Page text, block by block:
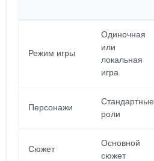
Режим игры
Одиночная
или
локальная
игра
Персонажи
Стандартные
роли
Сюжет
Основной
сюжет